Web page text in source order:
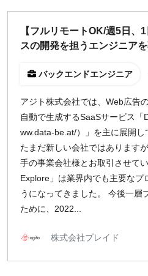
¥2,000 ¥3,000
指定なし
【フルリモートOK/週5日、
スの開発を担うエンジニア
バックエンドエンジニア
アジト株式会社では、Web広告
自動で生成するSaaSサービス
ww.data-be.at/）」を主に展開
たまだ新しい会社ではあります
手の事業会社様とお取引させて
Explore」は業界内でも主要なプ
うになってきました。 今後一層
ために、2022...
株式会社プレイド